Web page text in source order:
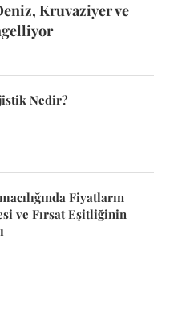
Kruvaziyer ve
Nedir?
Fiyatların
ve Fırsat Eşitliğinin